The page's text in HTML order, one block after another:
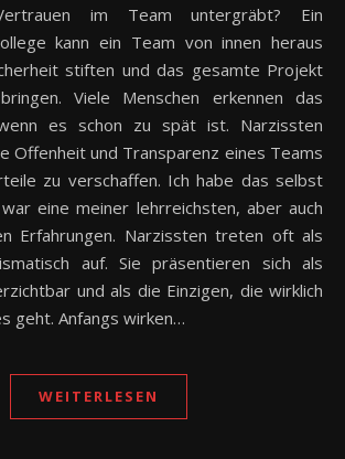
im Team untergräbt? Ein
kann ein Team von innen heraus
stiften und das gesamte Projekt
Viele Menschen erkennen das
es schon zu spät ist. Narzissten
Offenheit und Transparenz eines Teams
zu verschaffen. Ich habe das selbst
eine meiner lehrreichsten, aber auch
Erfahrungen. Narzissten treten oft als
auf. Sie präsentieren sich als
und als die Einzigen, die wirklich
geht. Anfangs wirken…
WEITERLESEN